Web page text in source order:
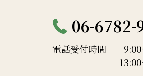
06-6782-
電話受付時間